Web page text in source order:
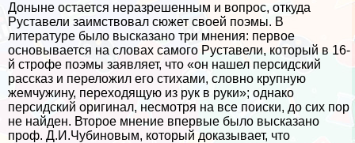
Доныне остается неразрешенным и вопрос, откуда
Руставели заимствовал сюжет своей поэмы. В
литературе было высказано три мнения: первое
основывается на словах самого Pуставели, который в 16-
й строфе поэмы заявляет, что «он нашел персидский
рассказ и переложил его стихами, словно крупную
жемчужину, переходящую из рук в руки»; однако
персидский оригинал, несмотря на все поиски, до сих пор
не найден. Второе мнение впервые было высказано
проф. Д.И.Чубиновым, который доказывает, что